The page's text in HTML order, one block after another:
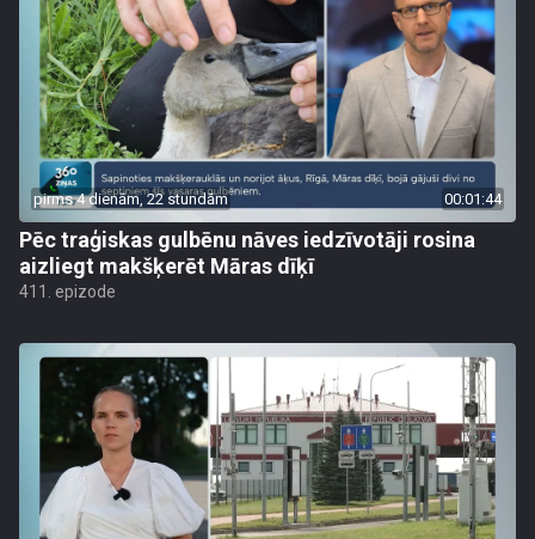
pirms 4 dienām, 22 stundām 00:01:44
Pēc traģiskas gulbēnu nāves iedzīvotāji rosina
aizliegt makšķerēt Māras dīķī
411. epizode